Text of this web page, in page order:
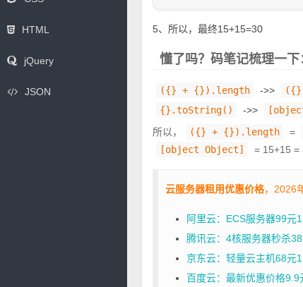
HTML
jQuery
JSON
5、所以，最终15+15=30
懂了吗？码笔记梳理一下
({} + {}).length ->>
{}.toString()
->>
所以，
({} + {}).length =
[object Object]
= 15+15 =
云服务器租用优惠价格，2026
阿里云：ECS服务器99元
腾讯云：4核服务器秒杀
京东云：轻量云主机68元
百度云：最新优惠价格